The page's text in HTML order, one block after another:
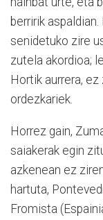
berririk
senidetuko zire
zutela akordioa;
Hortik aurrera,
ordezkariek.
Horrez gain,
saiakerak egin
azkenean ez
hartuta,
Fromista